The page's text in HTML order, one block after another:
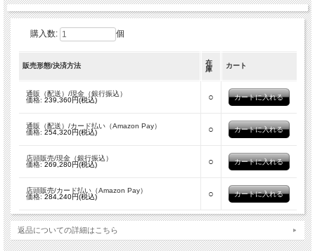
購入数: 個
販売形態/決済方法
在
庫
カート
通販（配送）/現金（銀行振込）
価格: 239,360円(税込) ○
通販（配送）/カード払い（Amazon Pay）
価格: 254,320円(税込) ○
店頭販売/現金（銀行振込）
価格: 269,280円(税込) ○
店頭販売/カード払い（Amazon Pay）
価格: 284,240円(税込) ○
返品についての詳細はこちら